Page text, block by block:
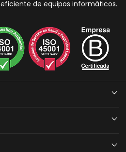
eficiente de equipos informáticos.